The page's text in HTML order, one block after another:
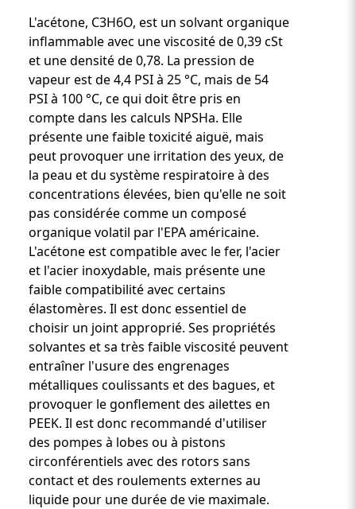
L'acétone, C3H6O, est un solvant organique
inflammable avec une viscosité de 0,39 cSt
et une densité de 0,78. La pression de
vapeur est de 4,4 PSI à 25 °C, mais de 54
PSI à 100 °C, ce qui doit être pris en
compte dans les calculs NPSHa. Elle
présente une faible toxicité aiguë, mais
peut provoquer une irritation des yeux, de
la peau et du système respiratoire à des
concentrations élevées, bien qu'elle ne soit
pas considérée comme un composé
organique volatil par l'EPA américaine.
L'acétone est compatible avec le fer, l'acier
et l'acier inoxydable, mais présente une
faible compatibilité avec certains
élastomères. Il est donc essentiel de
choisir un joint approprié. Ses propriétés
solvantes et sa très faible viscosité peuvent
entraîner l'usure des engrenages
métalliques coulissants et des bagues, et
provoquer le gonflement des ailettes en
PEEK. Il est donc recommandé d'utiliser
des pompes à lobes ou à pistons
circonférentiels avec des rotors sans
contact et des roulements externes au
liquide pour une durée de vie maximale.